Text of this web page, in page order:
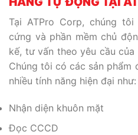
Tại ATPro Corp, chúng
cứng và phần mềm chủ
kế, tư vấn theo yêu cầu
Chúng tôi có các sản phẩm
nhiều tính năng hiện đại như:
Nhận diện khuôn mặt
Đọc CCCD